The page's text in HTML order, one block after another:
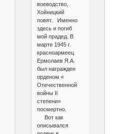
воеводство,
Хойницкий
повят. Именно
здесь и погиб
мой прадед. В
марте 1945 г.
красноармеец
Ермолаев Я.А.
был награжден
орденом «
Отечественной
войны II
степени»
посмертно.
Вот как
описывался